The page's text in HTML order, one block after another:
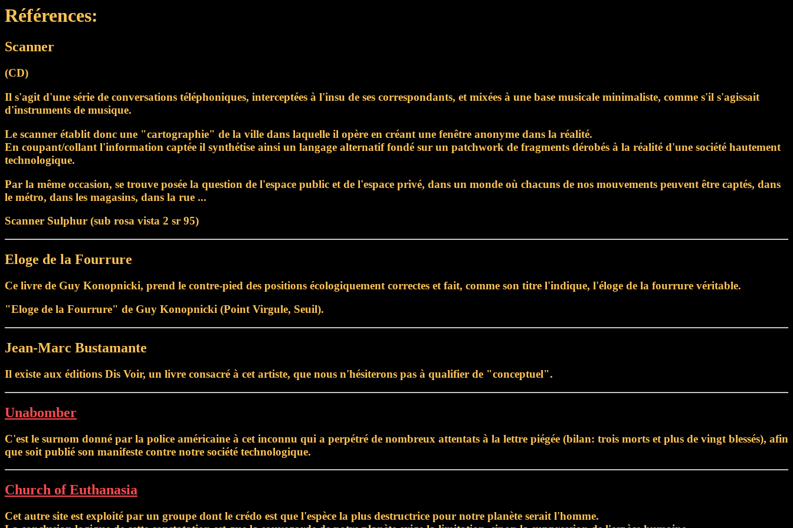
Références:
Scanner
(CD)
Il s'agit d'une série de conversations téléphoniques, interceptées à l'insu de ses correspondants, et mixées à une base musicale minimaliste, comme s'il s'agissait
d'instruments de musique.
Le scanner établit donc une "cartographie" de la ville dans laquelle il opère en créant une fenêtre anonyme dans la réalité.
En coupant/collant l'information captée il synthétise ainsi un langage alternatif fondé sur un patchwork de fragments dérobés à la réalité d'une société hautement
technologique.
Par la même occasion, se trouve posée la question de l'espace public et de l'espace privé, dans un monde où chacuns de nos mouvements peuvent être captés, dans
le métro, dans les magasins, dans la rue ...
Scanner Sulphur (sub rosa vista 2 sr 95)
Eloge de la Fourrure
Ce livre de Guy Konopnicki, prend le contre-pied des positions écologiquement correctes et fait, comme son titre l'indique, l'éloge de la fourrure véritable.
"Eloge de la Fourrure" de Guy Konopnicki (Point Virgule, Seuil).
Jean-Marc Bustamante
Il existe aux éditions Dis Voir, un livre consacré à cet artiste, que nous n'hésiterons pas à qualifier de "conceptuel".
Unabomber
C'est le surnom donné par la police américaine à cet inconnu qui a perpétré de nombreux attentats à la lettre piégée (bilan: trois morts et plus de vingt blessés), afin
que soit publié son manifeste contre notre société technologique.
Church of Euthanasia
Cet autre site est exploité par un groupe dont le crédo est que l'espèce la plus destructrice pour notre planète serait l'homme.